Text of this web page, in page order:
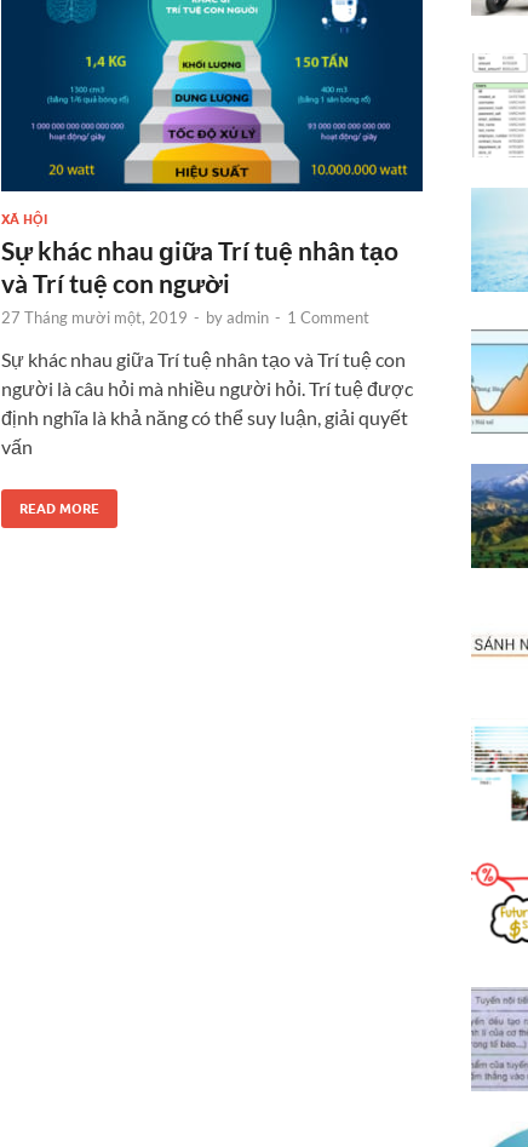
XÃ HỘI
Sự khác nhau ɡiữa Trí tuệ nhân tạo
và Trí tuệ con người
27 Tháng mười một, 2019 - byadmin - 1 Comment
Sự khác nhau giữa Trí tuệ nhân tạo và Trí tuệ con
người là câu hỏi mà nhiều người hỏi. Trí tuệ được
định nghĩa là khả năng có thể suy luận, giải quyết
vấn
READ MORE